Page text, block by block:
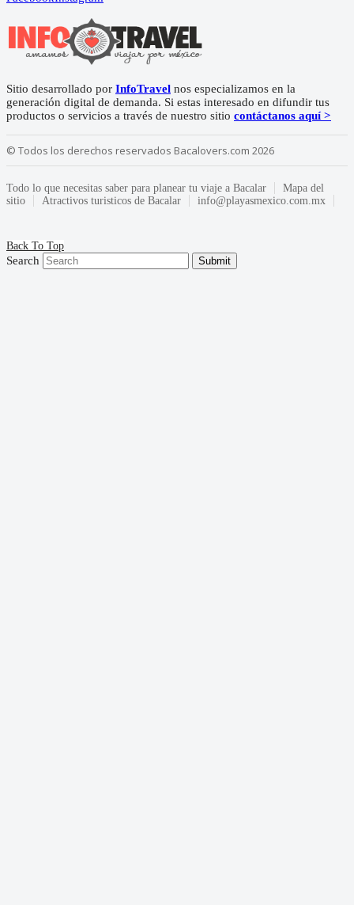
Sitio desarrollado por InfoTravel nos especializamos en la
generación digital de demanda. Si estas interesado en difundir tus
productos o servicios a través de nuestro sitio contáctanos aquí >
© Todos los derechos reservados Bacalovers.com 2026
Todo lo que necesitas saber para planear tu viaje a Bacalar
Mapa del
sitio
Atractivos turisticos de Bacalar info@playasmexico.com.mx
Back To Top
Search Submit